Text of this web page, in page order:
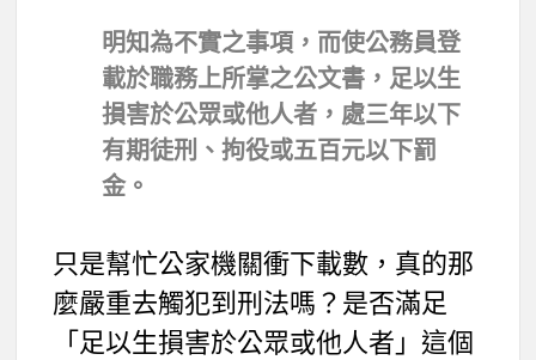
明知為不實之事項，而使公務員登
載於職務上所掌之公文書，足以生
損害於公眾或他人者，處三年以下
有期徒刑、拘役或五百元以下罰
金。
只是幫忙公家機關衝下載數，真的那
麼嚴重去觸犯到刑法嗎？是否滿足
「足以生損害於公眾或他人者」這個